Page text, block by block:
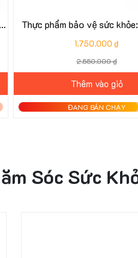
Thực phẩm bảo vệ sức
1.750.000 ₫
2.550.000 ₫
Thêm vào giỏ
ĐANG BÁN CHẠY
Sóc Sức